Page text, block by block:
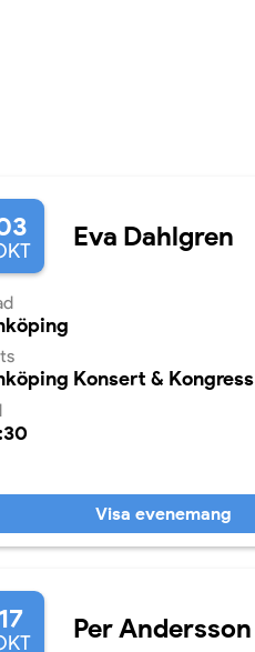
Eva Dahlgren
Konsert & Kongress
Visa evenemang
17 Per Andersson